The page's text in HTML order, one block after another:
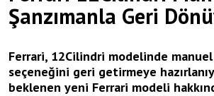
Şanzımanla Geri
Ferrari, 12Cilindri modelinde manuel
seçeneğini geri getirmeye
beklenen yeni Ferrari modeli